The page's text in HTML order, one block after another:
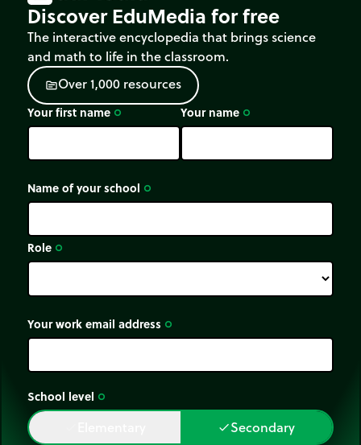
Discover EduMedia for free
The interactive encyclopedia that brings science
and math to life in the classroom.
sourceOver1,000 resources
Your first name trip_origin Your name trip_origin
Name of your school trip_origin
Role trip_origin
Your work email address trip_origin
School level trip_origin
doneSecondary